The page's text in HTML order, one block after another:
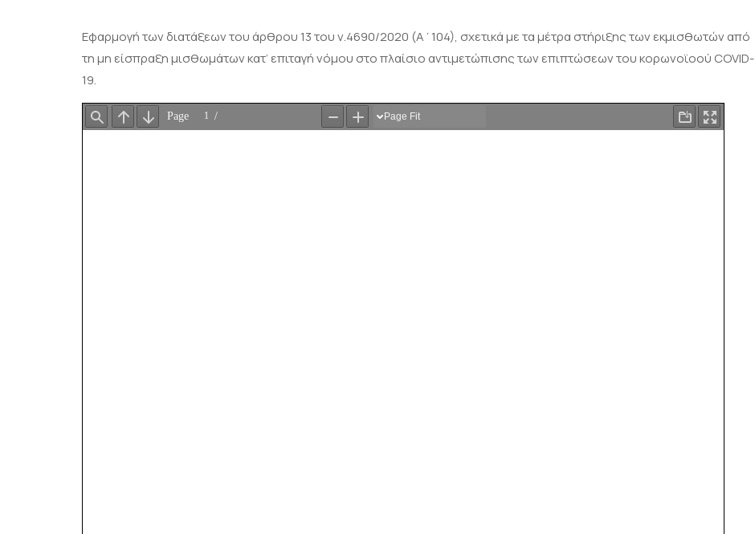
Εφαρμογή των διατάξεων του άρθρου 13 του ν.4690/2020 (Α΄104), σχετικά με τα μέτρα στήριξης των εκμισθωτών από
τη μη είσπραξη μισθωμάτων κατ’ επιταγή νόμου στο πλαίσιο αντιμετώπισης των επιπτώσεων του κορωνοϊοού COVID-
19.